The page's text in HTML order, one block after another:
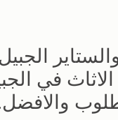
الجبيل
في